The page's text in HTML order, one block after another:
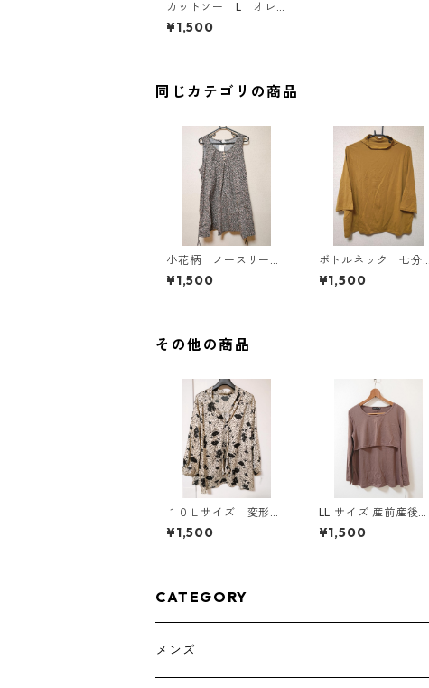
カットソー L オレ
ンジ IY-3657
¥1,500
同じカテゴリの商品
小花柄 ノースリーブ
ワンピース ４Ｌ ブ
ラック KAE-4819
¥1,500
ボトルネック 七分袖
カットソー ４Ｌ マ
スタード KAE-4818
¥1,500
その他の商品
１０Ｌサイズ 変形ド
ット 花柄 ボウタイ
ブラウス オフホワイ
¥1,500
LL サイズ 産前産後対
応 授乳口付き 長袖シ
ャツ マタニティ チャ
¥1,500
CATEGORY
メンズ